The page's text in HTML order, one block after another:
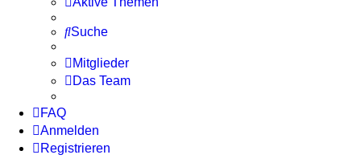
Suche
Mitglieder
Das Team
FAQ
Anmelden
Registrieren